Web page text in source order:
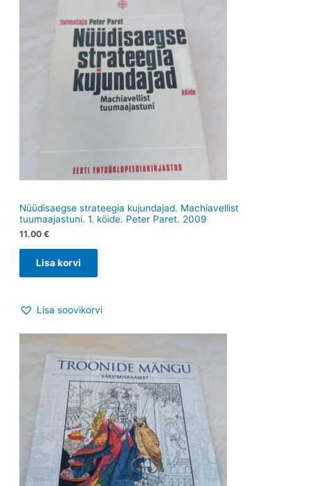
Nüüdisaegse strateegia kujundajad. Machiavellist
tuumaajastuni. 1. köide. Peter Paret. 2009
11.00 €
Lisa korvi
Lisa soovikorvi